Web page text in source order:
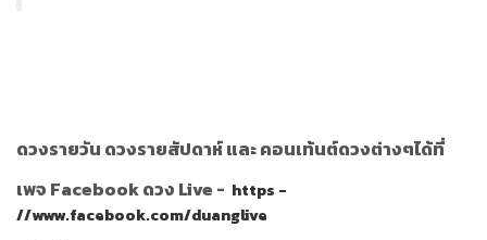
ดวงรายวัน ดวงรายสัปดาห์ และ คอนเท้นต์ดวงต่างๆได้ที่
เพจ Facebook ดวง Live - https -
//www.facebook.com/duanglive